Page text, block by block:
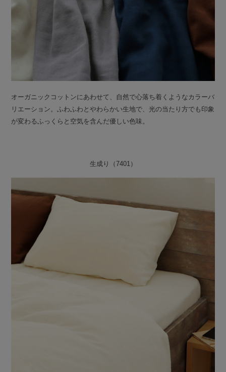
オーガニックコットンにあわせて、自然で心落ち着くようなカラーバ
リエーション。ふわふわとやわらかい生地で、光の当たり方でも印象
が変わるふっくらと空気を含んだ優しい色味。
生成り（7401）